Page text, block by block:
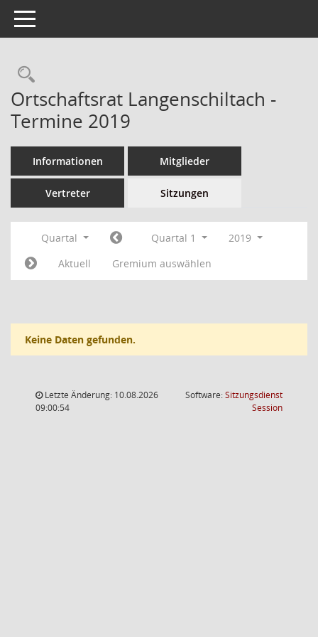
Toggle navigation
Ortschaftsrat Langenschiltach -
Termine 2019
Informationen Mitglieder
Vertreter Sitzungen
Quartal Quartal 1
2019
Aktuell
Gremium auswählen
Keine Daten gefunden.
Letzte Änderung: 10.08.2026
09:00:54
Software:Sitzungsdienst
Session(Wird in